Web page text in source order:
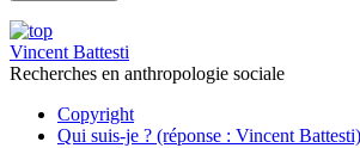
Vincent Battesti
Recherches en anthropologie sociale
Copyright
Qui suis-je ? (réponse : Vincent Battesti)